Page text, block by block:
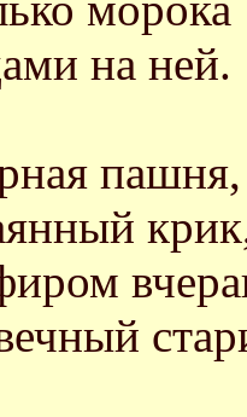
на ней.
пашня,